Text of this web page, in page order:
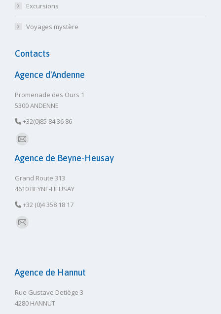
Excursions
Voyages mystère
Contacts
Agence d'Andenne
Promenade des Ours 1
5300 ANDENNE
+32(0)85 84 36 86
E-
mail
Agence de Beyne-Heusay
Grand Route 313
4610 BEYNE-HEUSAY
+32 (0)4 358 18 17
E-
Agence de Hannut
Rue Gustave Detiège 3
4280 HANNUT